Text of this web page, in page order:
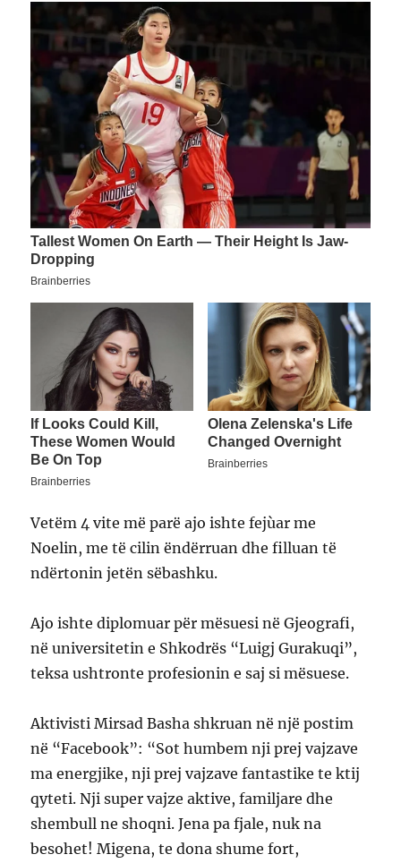
Vetëm 4 vite më parë ajo ishte fejùar me
Noelin, me të cilin ëndërruan dhe filluan të
ndërtonin jetën sëbashku.
Ajo ishte diplomuar për mësuesi në Gjeografi,
në universitetin e Shkodrës “Luigj Gurakuqi”,
teksa ushtronte profesionin e saj si mësuese.
Aktivisti Mirsad Basha shkruan në një postim
në “Facebook”: “Sot humbem nji prej vajzave
ma energjike, nji prej vajzave fantastike te ktij
qyteti. Nji super vajze aktive, familjare dhe
shembull ne shoqni. Jena pa fjale, nuk na
besohet! Migena, te dona shume fort,